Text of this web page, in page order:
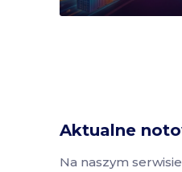
Aktualne
Na naszym